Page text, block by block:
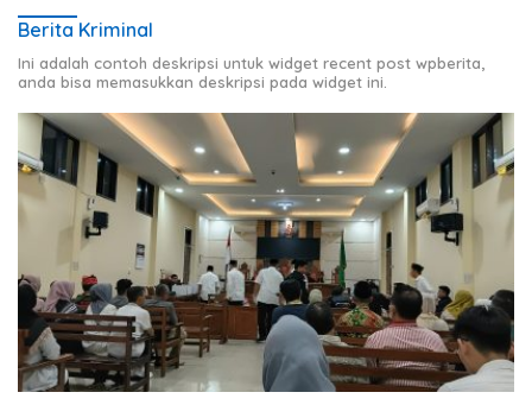
Berita Kriminal
Ini adalah contoh deskripsi untuk widget recent post wpberita,
anda bisa memasukkan deskripsi pada widget ini.